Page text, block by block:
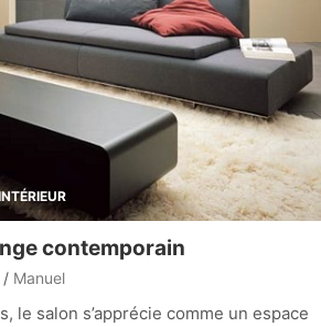
contemporain
Manuel
le salon s’apprécie comme un espace